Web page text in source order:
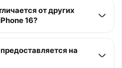
от других
16?
на